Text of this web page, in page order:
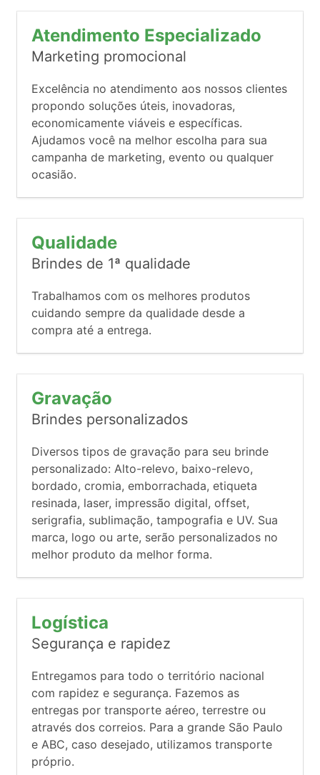
Atendimento Especializado
Marketing promocional
Excelência no atendimento aos nossos clientes
propondo soluções úteis, inovadoras,
economicamente viáveis e específicas.
Ajudamos você na melhor escolha para sua
campanha de marketing, evento ou qualquer
ocasião.
Qualidade
Brindes de 1ª qualidade
Trabalhamos com os melhores produtos
cuidando sempre da qualidade desde a
compra até a entrega.
Gravação
Brindes personalizados
Diversos tipos de gravação para seu brinde
personalizado: Alto-relevo, baixo-relevo,
bordado, cromia, emborrachada, etiqueta
resinada, laser, impressão digital, offset,
serigrafia, sublimação, tampografia e UV. Sua
marca, logo ou arte, serão personalizados no
melhor produto da melhor forma.
Logística
Segurança e rapidez
Entregamos para todo o território nacional
com rapidez e segurança. Fazemos as
entregas por transporte aéreo, terrestre ou
através dos correios. Para a grande São Paulo
e ABC, caso desejado, utilizamos transporte
próprio.